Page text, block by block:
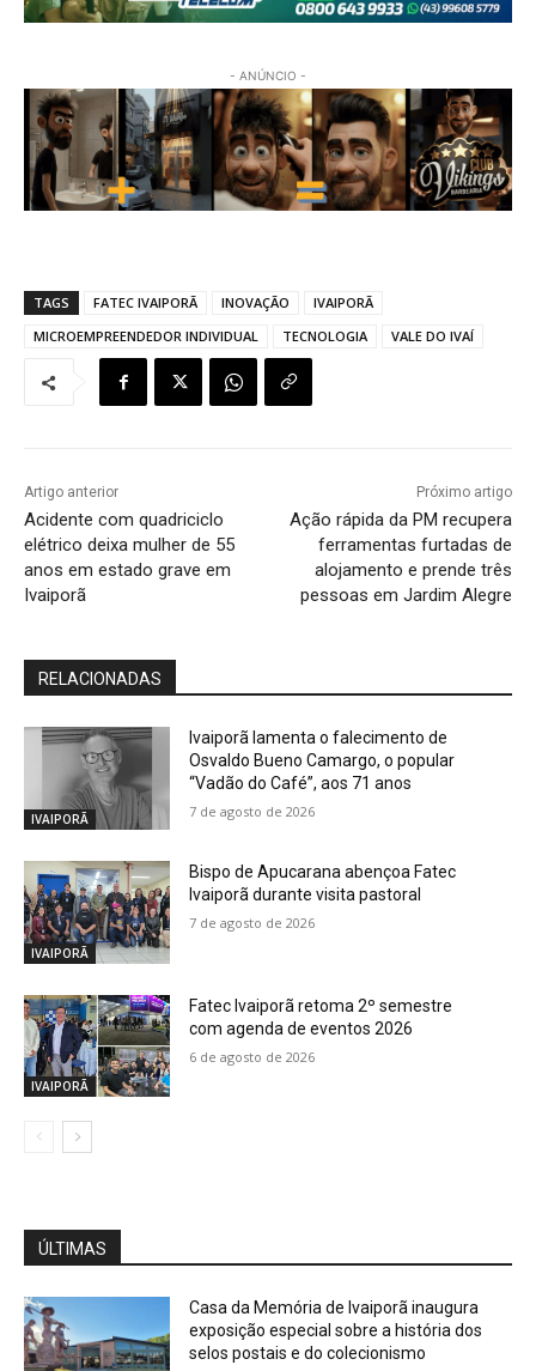
- ANÚNCIO -
TAGS FATEC IVAIPORÃ INOVAÇÃO
IVAIPORÃ
MICROEMPREENDEDOR INDIVIDUAL
TECNOLOGIA VALE DO IVAÍ
Artigo anterior
Acidente com quadriciclo
elétrico deixa mulher de 55
anos em estado grave em
Ivaiporã
Próximo artigo
Ação rápida da PM recupera
ferramentas furtadas de
alojamento e prende três
pessoas em Jardim Alegre
RELACIONADAS
IVAIPORÃ
Ivaiporã lamenta o falecimento de
Osvaldo Bueno Camargo, o popular
“Vadão do Café”, aos 71 anos
7 de agosto de 2026
IVAIPORÃ
Bispo de Apucarana abençoa Fatec
Ivaiporã durante visita pastoral
7 de agosto de 2026
IVAIPORÃ
Fatec Ivaiporã retoma 2º semestre
com agenda de eventos 2026
6 de agosto de 2026
ÚLTIMAS
Casa da Memória de Ivaiporã inaugura
exposição especial sobre a história dos
selos postais e do colecionismo